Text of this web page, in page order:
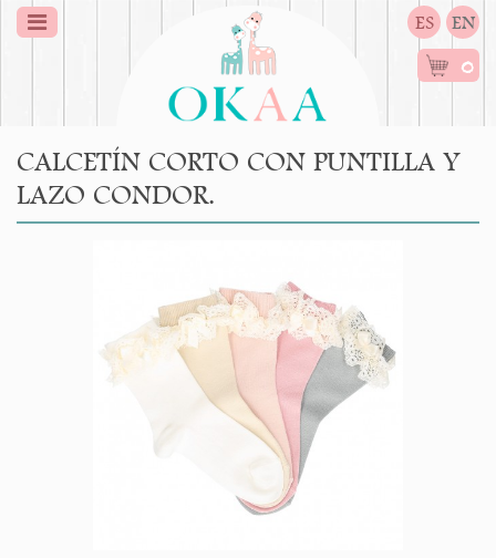
ES EN
0
CALCETÍN CORTO CON PUNTILLA Y
LAZO CONDOR.